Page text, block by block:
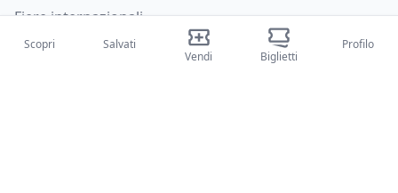
Fiere internazionali
Creator Program
Scopri
Salvati
Vendi
Biglietti
Profilo